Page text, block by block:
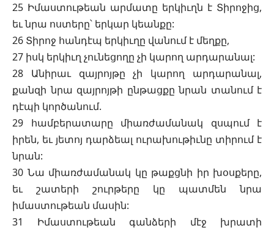
25 Իմաստութեան արմատը երկիւղն է Տիրոջից,
եւ նրա ոստերը՝ երկար կեանքը:
26 Տիրոջ հանդէպ երկիւղը վանում է մեղքը,
27 իսկ երկիւղ չունեցողը չի կարող արդարանալ:
28 Անիրաւ զայրոյթը չի կարող արդարանալ,
քանզի նրա զայրոյթի ընթացքը նրան տանում է
դէպի կործանում.
29 համբերատարը միառժամանակ զսպում է
իրեն, եւ յետոյ դարձեալ ուրախութիւնը տիրում է
նրան:
30 Նա միառժամանակ կը թաքցնի իր խօսքերը,
եւ շատերի շուրթերը կը պատմեն նրա
իմաստութեան մասին:
31 Իմաստութեան գանձերի մէջ խրատի